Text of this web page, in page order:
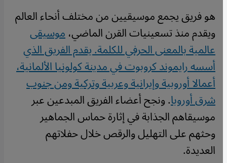
هو فريق يجمع موسيقيين من مختلف أنحاء العالم
ويقدم منذ تسعينيات القرن الماضي،موسيقى
عالمية بالمعنى الحرفي للكلمة. يقدم الفريق الذي
أسسه رايموند كروبوت في مدينة كولونيا الألمانية،
أعمالا أوروبية وإيرانية وعربية وتركية ومن جنوب
شرق أوروبا. ونجح أعضاء الفريق المبدعين عبر
موسيقاهم الجذابة في إثارة حماس الجماهير
وحثهم على التهليل والرقص خلال حفلاتهم
العديدة.